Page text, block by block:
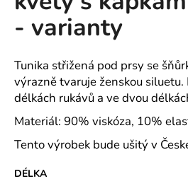
z
hvězdiček.
- varianty
Tunika střižená pod prsy se
výrazně tvaruje ženskou
délkách rukávů a ve dvou
Materiál: 90% viskóza, 10%
Tento výrobek bude ušitý v
DÉLKA
j
m
e
MAJKA
KŮŽE
JEDNODUCHÝ
KABÁTEK